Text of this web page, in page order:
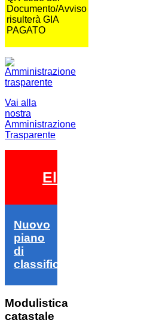
Documento/Avviso
risulterà GIA
PAGATO
Vai alla
nostra
Amministrazione
Trasparente
Elezioni 2026
Nuovo
piano
di
classifica
Modulistica
catastale